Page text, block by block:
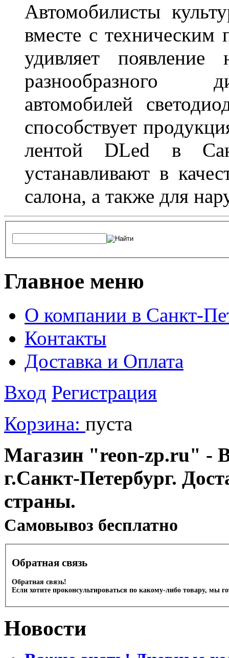
Автомобилисты
вместе с техническим
удивляет
разнообразного
автомобилей
способствует
лентой DLed в
устанавливают в
салона, а также для
Главное меню
О компании в Санкт-
Контакты
Доставка и Оплата
Вход Регистрация
Корзина: пуста
Магазин "reon-zp.ru" -
г.Санкт-Петербург.
страны.
Cамовывоз бесплатно
Обратная связь
Обратная связь!
Если хотите проконсультироваться по какому-либо товару, мы
Новости